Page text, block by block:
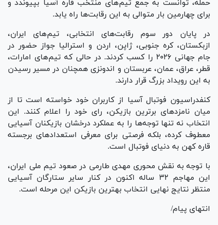
حمله، توانست به جمع تیم‌های منتخب قاره آسیا بپیوندد و
برای چهارمین بار متوالی به این رقابت‌ها راه یابد.
در پایان دور سوم رقابت‌های انتخابی، تیم‌های ایران،
ازبکستان، کره جنوبی، ژاپن، اردن و استرالیا جواز حضور در
جام جهانی ۲۰۲۶ را کسب کردند. در حالی که تیم‌های امارات،
قطر، عراق، عمان، عربستان و اندونزی همچنان در مسیر رسیدن
به این رویداد بزرگ قرار دارند.
کنفدراسیون فوتبال آسیا از کاربران خود خواسته است تا از
میان نامزد‌های برترین بازیکن، رای خود را اعلام کنند. این
انتخاب نه تنها توجه‌ها را به عملکرد درخشان بازیکنان آسیایی
معطوف کرده، بلکه فرصتی برای معرفی استعداد‌های برجسته
قاره کهن به دنیای فوتبال است.
با توجه به نقش محوری مهدی طارمی در صعود تیم ملی ایران،
این مهاجم ۳۲ ساله اکنون در کنار سایر ستارگان آسیایی
منتظر نتایج نهایی انتخاب بهترین بازیکن این مرحله است.
انتهای پیام/